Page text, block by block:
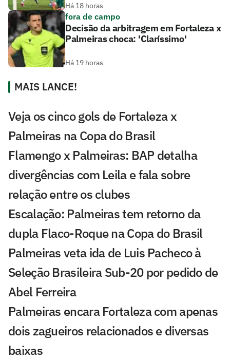
Há 18 horas
fora de campo
Decisão da arbitragem em Fortaleza x
Palmeiras choca: 'Claríssimo'
Há 19 horas
MAIS LANCE!
Veja os cinco gols de Fortaleza x
Palmeiras na Copa do Brasil
Flamengo x Palmeiras: BAP detalha
divergências com Leila e fala sobre
relação entre os clubes
Escalação: Palmeiras tem retorno da
dupla Flaco-Roque na Copa do Brasil
Palmeiras veta ida de Luis Pacheco à
Seleção Brasileira Sub-20 por pedido de
Abel Ferreira
Palmeiras encara Fortaleza com apenas
dois zagueiros relacionados e diversas
baixas